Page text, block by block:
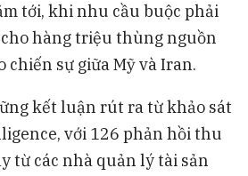
tới, khi nhu cầu buộc phải
hàng triệu thùng nguồn
chiến sự giữa Mỹ và Iran.
kết luận rút ra từ khảo sát
với 126 phản hồi thu
từ các nhà quản lý tài sản